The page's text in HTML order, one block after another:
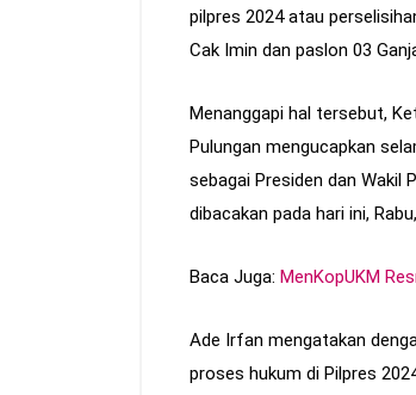
pilpres 2024 atau
Cak Imin dan paslon 03
Menanggapi hal tersebut,
Pulungan mengucapkan
sebagai Presiden dan Wakil
dibacakan pada hari ini,
Baca Juga: MenKopUKM
Ade Irfan mengatakan
proses hukum di Pilpres